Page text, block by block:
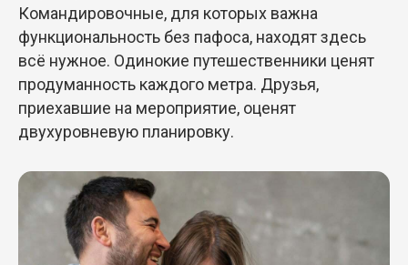
Командировочные, для которых важна
функциональность без пафоса, находят здесь
всё нужное. Одинокие путешественники ценят
продуманность каждого метра. Друзья,
приехавшие на мероприятие, оценят
двухуровневую планировку.